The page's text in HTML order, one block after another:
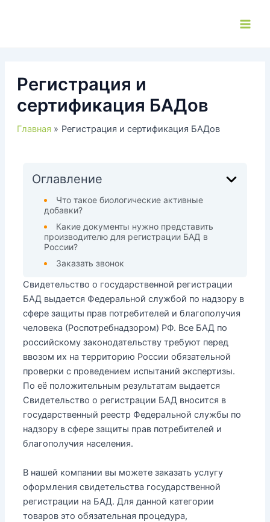
Регистрация и
сертификация БАДов
Главная Регистрация и сертификация БАДов
Оглавление
Что такое биологические активные
добавки?
Какие документы нужно представить
производителю для регистрации БАД в
России?
Заказать звонок
Свидетельство о государственной регистрации
БАД выдается Федеральной службой по надзору в
сфере защиты прав потребителей и благополучия
человека (Роспотребнадзором) РФ. Все БАД по
российскому законодательству требуют перед
ввозом их на территорию России обязательной
проверки с проведением испытаний экспертизы.
По её положительным результатам выдается
Свидетельство о регистрации БАД вносится в
государственный реестр Федеральной службы по
надзору в сфере защиты прав потребителей и
благополучия населения.
В нашей компании вы можете заказать услугу
оформления свидетельства государственной
регистрации на БАД. Для данной категории
товаров это обязательная процедура,